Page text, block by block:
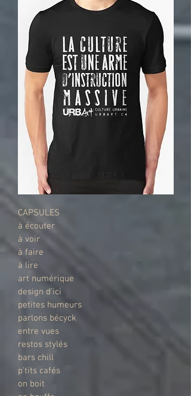
CAPSULES
à écouter
à voir
à faire
à lire
art numérique
design d'ici
petites humeurs
parlons bécyck
entre vues
restos stylés
bars chill
p'tits cafés
on boit